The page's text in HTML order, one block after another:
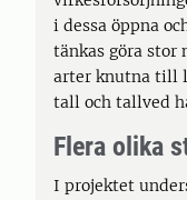
i dessa öppna
tänkas göra stor
arter knutna till
tall och tallved
Flera olika
I projektet